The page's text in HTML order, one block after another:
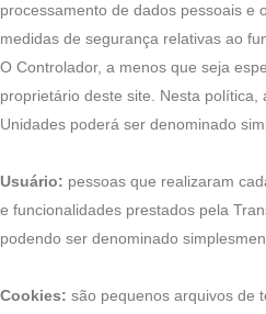
processamento de dados pessoais e
medidas de segurança relativas ao
O Controlador, a menos que seja
proprietário deste site. Nesta política,
Unidades poderá ser denominado
Usuário: pessoas que realizaram
e funcionalidades prestados pela
podendo ser denominado
Cookies: são pequenos arquivos de